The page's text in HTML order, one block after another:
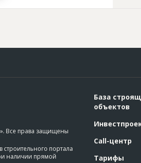
Все права защищены
портала
наличии прямой
База
объектов
Call-центр
Тарифы